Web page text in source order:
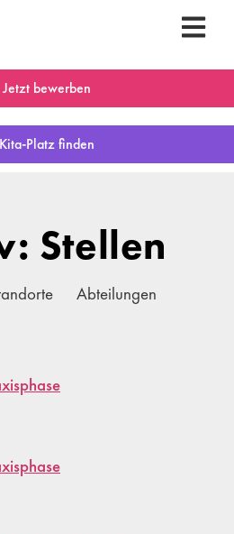
Jetzt bewerben
Kita-Platz finden
Stellen
Abteilungen